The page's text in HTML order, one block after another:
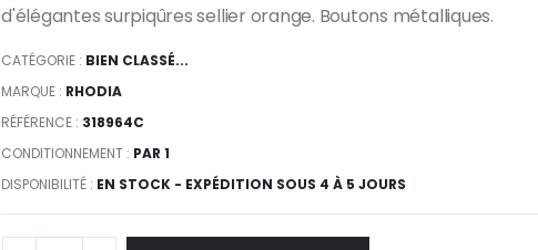
d'élégantes surpiqûres sellier orange. Boutons métalliques.
CATÉGORIE : BIEN CLASSÉ...
MARQUE : RHODIA
RÉFÉRENCE : 318964C
CONDITIONNEMENT : PAR 1
DISPONIBILITÉ : EN STOCK - EXPÉDITION SOUS 4 À 5 JOURS